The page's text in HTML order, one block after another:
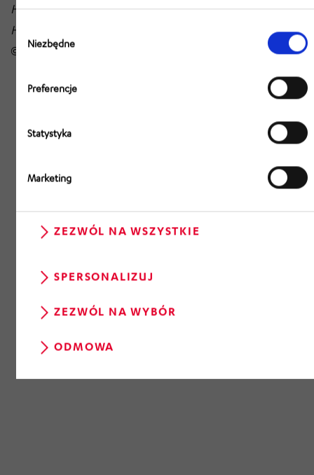
Wybór
zgody
Niezbędne
Preferencje
Statystyka
Marketing
ZEZWÓL NA WSZYSTKIE
SPERSONALIZUJ
ZEZWÓL NA WYBÓR
ODMOWA
HÖRMANN Group;HÖRMANN Intralogistics;
HÖRMANN Services, HÖRMANN Klatt Conveyors
©Copyright 2025